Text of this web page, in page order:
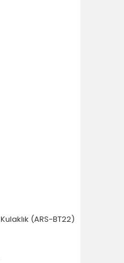
(ARS-BT22)